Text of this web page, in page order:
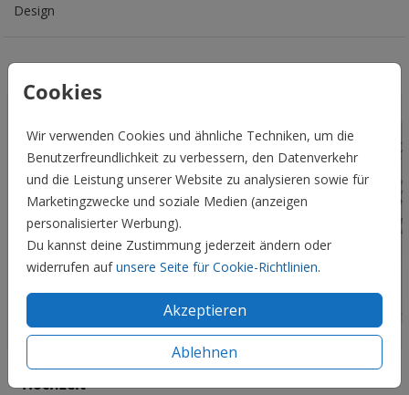
Cookies
Wir verwenden Cookies und ähnliche Techniken, um die
Benutzerfreundlichkeit zu verbessern, den Datenverkehr
und die Leistung unserer Website zu analysieren sowie für
Marketingzwecke und soziale Medien (anzeigen
personalisierter Werbung).
Du kannst deine Zustimmung jederzeit ändern oder
widerrufen aufunsere Seite für Cookie-Richtlinien.
Akzeptieren
Ablehnen
Design
Das könnte Euch auch gefallen
Hochzeit